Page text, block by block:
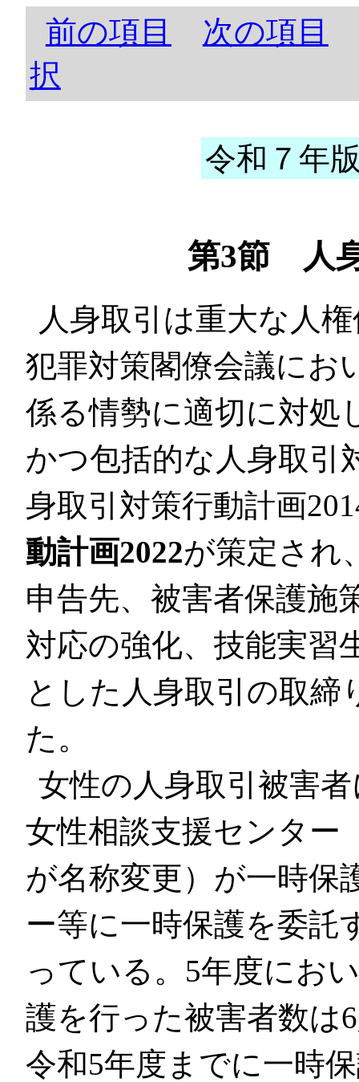
前の項目
次の項目
択
令和７年
第3節 人
人身取引は重大な人
犯罪対策閣僚会議にお
係る情勢に適切に対処
かつ包括的な人身取引
身取引対策行動計画
動計画2022が策定され
申告先、被害者保護施
対応の強化、技能実習
とした人身取引の取締
た。
女性の人身取引被害
女性相談支援センター
が名称変更）が一時保
ー等に一時保護を委託
っている。5年度にお
護を行った被害者数は
令和5年度までに一時